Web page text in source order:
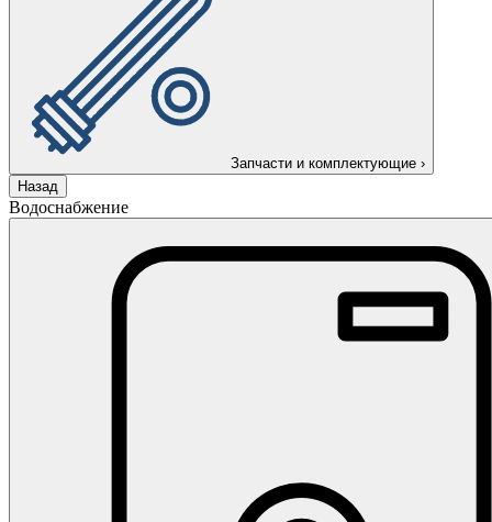
Запчасти и комплектующие ›
Назад
Водоснабжение